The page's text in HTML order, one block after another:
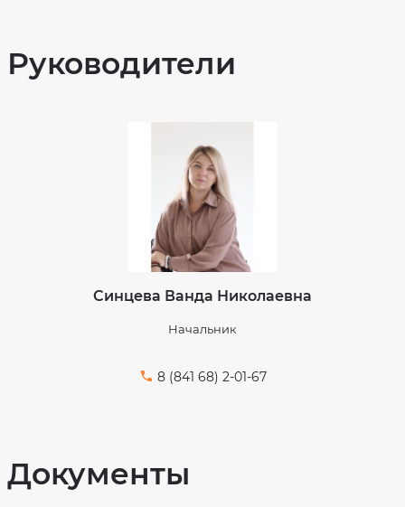
Руководители
Синцева Ванда Николаевна
Начальник
8 (841 68) 2-01-67
Документы